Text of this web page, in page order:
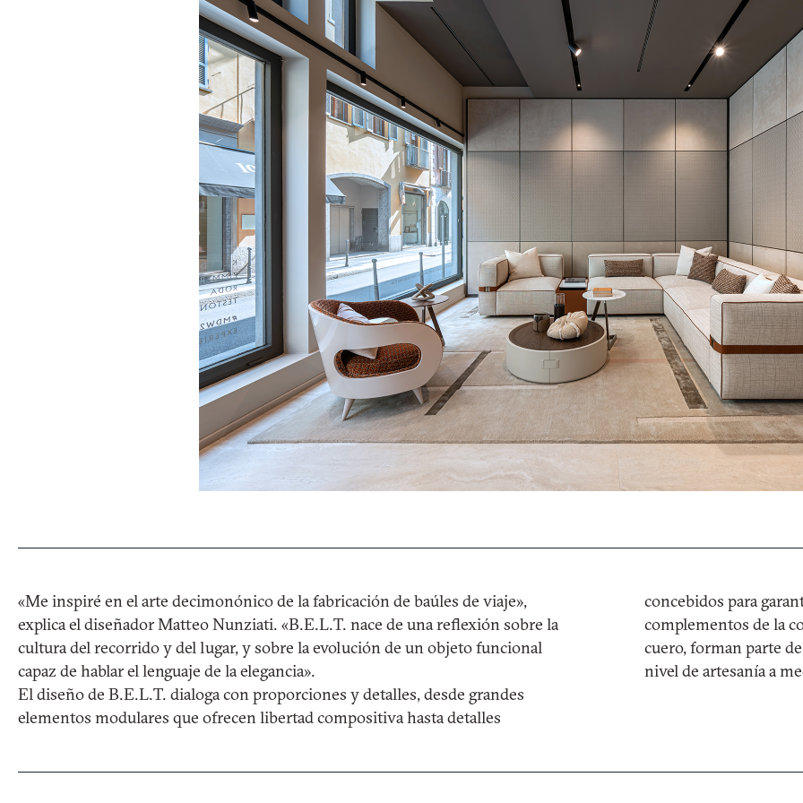
«Me inspiré en el arte decimonónico de la fabricación de baúles de viaje»,
explica el diseñador Matteo Nunziati. «B.E.L.T. nace de una reflexión sobre la
cultura del recorrido y del lugar, y sobre la evolución de un objeto funcional
capaz de hablar el lenguaje de la elegancia».
El diseño de B.E.L.T. dialoga con proporciones y detalles, desde grandes
elementos modulares que ofrecen libertad compositiva hasta detalles
concebidos para
complementos de la
cuero, forman parte
nivel de artesanía a